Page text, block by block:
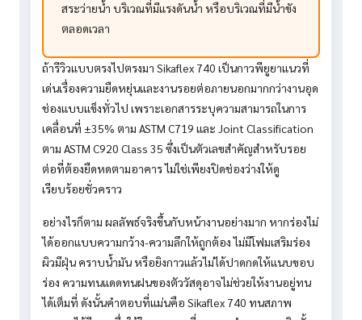
สระว่ายน้ำ บริเวณที่มีแรงดันน้ำ หรือบริเวณที่มีน้ำขัง
ตลอดเวลา
ถ้ารีวิวแบบตรงไปตรงมา Sikaflex 740 เป็นกาวพียูยาแนวที่
เด่นเรื่องความยืดหยุ่นและงานรอยต่อภายนอกมากกว่างานอุด
ช่องแบบแข็งทั่วไป เพราะเอกสารระบุความสามารถในการ
เคลื่อนที่ ±35% ตาม ASTM C719 และ Joint Classification
ตาม ASTM C920 Class 35 ซึ่งเป็นตัวเลขสำคัญสำหรับรอย
ต่อที่ต้องยืดหดตามอาคาร ไม่ใช่เพียงปิดช่องว่างให้ดู
เรียบร้อยชั่วคราว
อย่างไรก็ตาม ผลลัพธ์จริงขึ้นกับหน้างานอย่างมาก หากร่องไม่
ได้ออกแบบความกว้าง-ความลึกให้ถูกต้อง ไม่มีโฟมเสริมร่อง
ผิวมีฝุ่น คราบน้ำมัน หรือยิงกาวแล้วไม่ได้ปาดกดให้แนบขอบ
ร่อง ความทนแดดทนฝนของตัววัสดุอาจไม่ช่วยให้งานอยู่ทน
ได้เต็มที่ ดังนั้นคำตอบที่แม่นคือ Sikaflex 740 ทนสภาพ